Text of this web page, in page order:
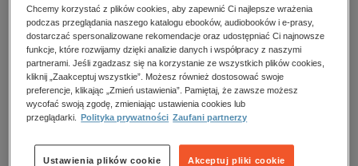
Kategorie
Zobacz wszystkie E-prasa
budownictwo, aranżacja wnętrz
biznesowe, branżowe, gospodarka
dzienniki
Strona główna Anna Partyka-Popiela
Anna Partyka-Popiela
Sortowanie Filtrowanie
Chcemy korzystać z plików cookies, aby zapewnić Ci najlepsze wrażenia
podczas przeglądania naszego katalogu ebooków, audiobooków i e-prasy,
dostarczać spersonalizowane rekomendacje oraz udostępniać Ci najnowsze
funkcje, które rozwijamy dzięki analizie danych i współpracy z naszymi
partnerami. Jeśli zgadzasz się na korzystanie ze wszystkich plików cookies,
kliknij „Zaakceptuj wszystkie”. Możesz również dostosować swoje
preferencje, klikając „Zmień ustawienia”. Pamiętaj, że zawsze możesz
wycofać swoją zgodę, zmieniając ustawienia cookies lub
przeglądarki.
Polityka prywatności Zaufani partnerzy
Akceptuj pliki cookie
Ustawienia plików cookie